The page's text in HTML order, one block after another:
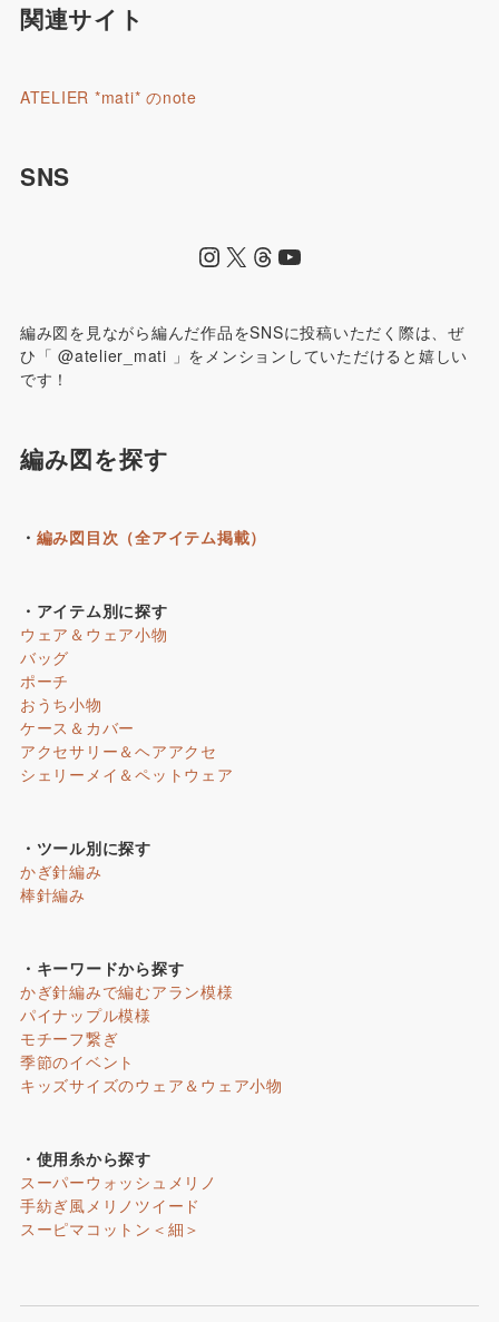
関連サイト
ATELIER *mati* のnote
SNS
編み図を見ながら編んだ作品をSNSに投稿いただく際は、ぜ
ひ「 @atelier_mati 」をメンションしていただけると嬉しい
です！
編み図を探す
・ 編み図目次（全アイテム掲載）
・アイテム別に探す
ウェア＆ウェア小物
バッグ
ポーチ
おうち小物
ケース＆カバー
アクセサリー＆ヘアアクセ
シェリーメイ＆ペットウェア
・ツール別に探す
かぎ針編み
棒針編み
・キーワードから探す
かぎ針編みで編むアラン模様
パイナップル模様
モチーフ繋ぎ
季節のイベント
キッズサイズのウェア＆ウェア小物
・使用糸から探す
スーパーウォッシュメリノ
手紡ぎ風メリノツイード
スーピマコットン＜細＞